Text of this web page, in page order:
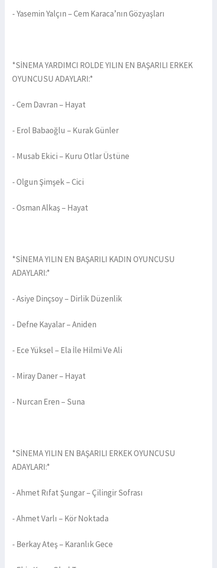
- Yasemin Yalçın – Cem Karaca’nın Gözyaşları
*SİNEMA YARDIMCI ROLDE YILIN EN BAŞARILI ERKEK
OYUNCUSU ADAYLARI:*
- Cem Davran – Hayat
- Erol Babaoğlu – Kurak Günler
- Musab Ekici – Kuru Otlar Üstüne
- Olgun Şimşek – Cici
- Osman Alkaş – Hayat
*SİNEMA YILIN EN BAŞARILI KADIN OYUNCUSU
ADAYLARI:*
- Asiye Dinçsoy – Dirlik Düzenlik
- Defne Kayalar – Aniden
- Ece Yüksel – Ela İle Hilmi Ve Ali
- Miray Daner – Hayat
- Nurcan Eren – Suna
*SİNEMA YILIN EN BAŞARILI ERKEK OYUNCUSU
ADAYLARI:*
- Ahmet Rıfat Şungar – Çilingir Sofrası
- Ahmet Varlı – Kör Noktada
- Berkay Ateş – Karanlık Gece